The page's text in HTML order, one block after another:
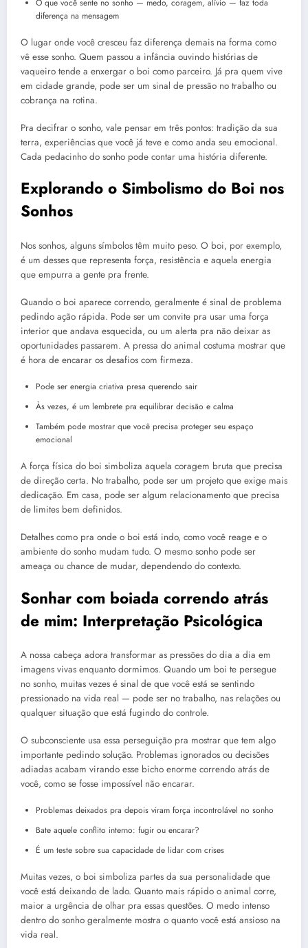
O que você sente no sonho — medo, coragem, alívio — faz toda
diferença na mensagem
O lugar onde você cresceu faz diferença demais na forma como
vê esse sonho. Quem passou a infância ouvindo histórias de
vaqueiro tende a enxergar o boi como parceiro. Já pra quem vive
em cidade grande, pode ser um sinal de pressão no trabalho ou
cobrança na rotina.
Pra decifrar o sonho, vale pensar em três pontos: tradição da sua
terra, experiências que você já teve e como anda seu emocional.
Cada pedacinho do sonho pode contar uma história diferente.
Explorando o Simbolismo do Boi nos
Sonhos
Nos sonhos, alguns símbolos têm muito peso. O boi, por exemplo,
é um desses que representa força, resistência e aquela energia
que empurra a gente pra frente.
Quando o boi aparece correndo, geralmente é sinal de problema
pedindo ação rápida. Pode ser um convite pra usar uma força
interior que andava esquecida, ou um alerta pra não deixar as
oportunidades passarem. A pressa do animal costuma mostrar que
é hora de encarar os desafios com firmeza.
Pode ser energia criativa presa querendo sair
Às vezes, é um lembrete pra equilibrar decisão e calma
Também pode mostrar que você precisa proteger seu espaço
emocional
A força física do boi simboliza aquela coragem bruta que precisa
de direção certa. No trabalho, pode ser um projeto que exige mais
dedicação. Em casa, pode ser algum relacionamento que precisa
de limites bem definidos.
Detalhes como pra onde o boi está indo, como você reage e o
ambiente do sonho mudam tudo. O mesmo sonho pode ser
ameaça ou chance de mudar, dependendo do contexto.
Sonhar com boiada correndo atrás
de mim: Interpretação Psicológica
A nossa cabeça adora transformar as pressões do dia a dia em
imagens vivas enquanto dormimos. Quando um boi te persegue
no sonho, muitas vezes é sinal de que você está se sentindo
pressionado na vida real — pode ser no trabalho, nas relações ou
qualquer situação que está fugindo do controle.
O subconsciente usa essa perseguição pra mostrar que tem algo
importante pedindo solução. Problemas ignorados ou decisões
adiadas acabam virando esse bicho enorme correndo atrás de
você, como se fosse impossível não encarar.
Problemas deixados pra depois viram força incontrolável no sonho
Bate aquele conflito interno: fugir ou encarar?
É um teste sobre sua capacidade de lidar com crises
Muitas vezes, o boi simboliza partes da sua personalidade que
você está deixando de lado. Quanto mais rápido o animal corre,
maior a urgência de olhar pra essas questões. O medo intenso
dentro do sonho geralmente mostra o quanto você está ansioso na
vida real.